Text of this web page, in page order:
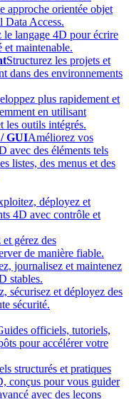
approche orientée objet
Data Access.
le langage 4D pour écrire
et maintenable.
Structurez les projets et
dans des environnements
plus rapidement et
en utilisant
les outils intégrés.
GUIAméliorez vos
avec des éléments tels
listes, des menus et des
déployez et
4D avec contrôle et
gérez des
de manière fiable.
journalisez et maintenez
stables.
sécurisez et déployez des
sécurité.
officiels, tutoriels,
pour accélérer votre
structurés et pratiques
conçus pour vous guider
avec des leçons